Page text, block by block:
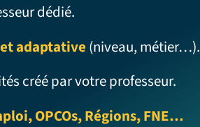
dédié.
adaptative (niveau, métier…).
créé par votre professeur.
OPCOs, Régions, FNE…